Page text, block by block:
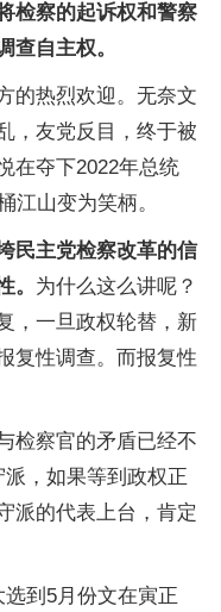
检察的起诉权和警察
查自主权。
的热烈欢迎。无奈文
，友党反目，终于被
在夺下2022年总统
江山变为笑柄。
民主党检察改革的信
。 为什么这么讲呢？
，一旦政权轮替，新
复性调查。而报复性
检察官的矛盾已经不
，如果等到政权正
派的代表上台，肯定
到5月份文在寅正